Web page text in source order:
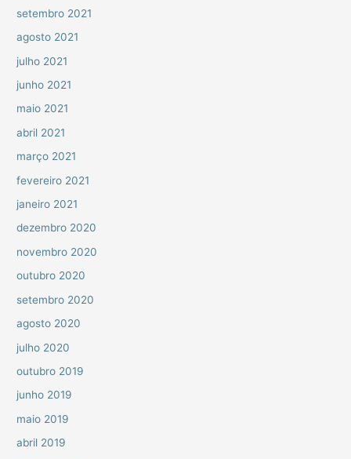
setembro 2021
agosto 2021
julho 2021
junho 2021
maio 2021
abril 2021
março 2021
fevereiro 2021
janeiro 2021
dezembro 2020
novembro 2020
outubro 2020
setembro 2020
agosto 2020
julho 2020
outubro 2019
junho 2019
maio 2019
abril 2019